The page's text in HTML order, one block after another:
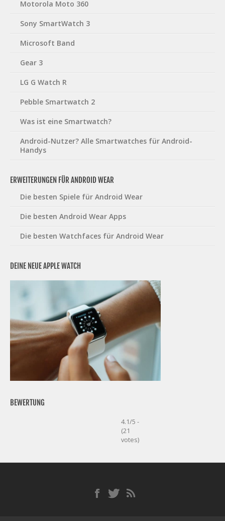
Motorola Moto 360
Sony SmartWatch 3
Microsoft Band
Gear 3
LG G Watch R
Pebble Smartwatch 2
Was ist eine Smartwatch?
Android-Nutzer? Alle Smartwatches für Android-
Handys
ERWEITERUNGEN FÜR ANDROID WEAR
Die besten Spiele für Android Wear
Die besten Android Wear Apps
Die besten Watchfaces für Android Wear
DEINE NEUE APPLE WATCH
BEWERTUNG
4.1/5 -
(21
votes)